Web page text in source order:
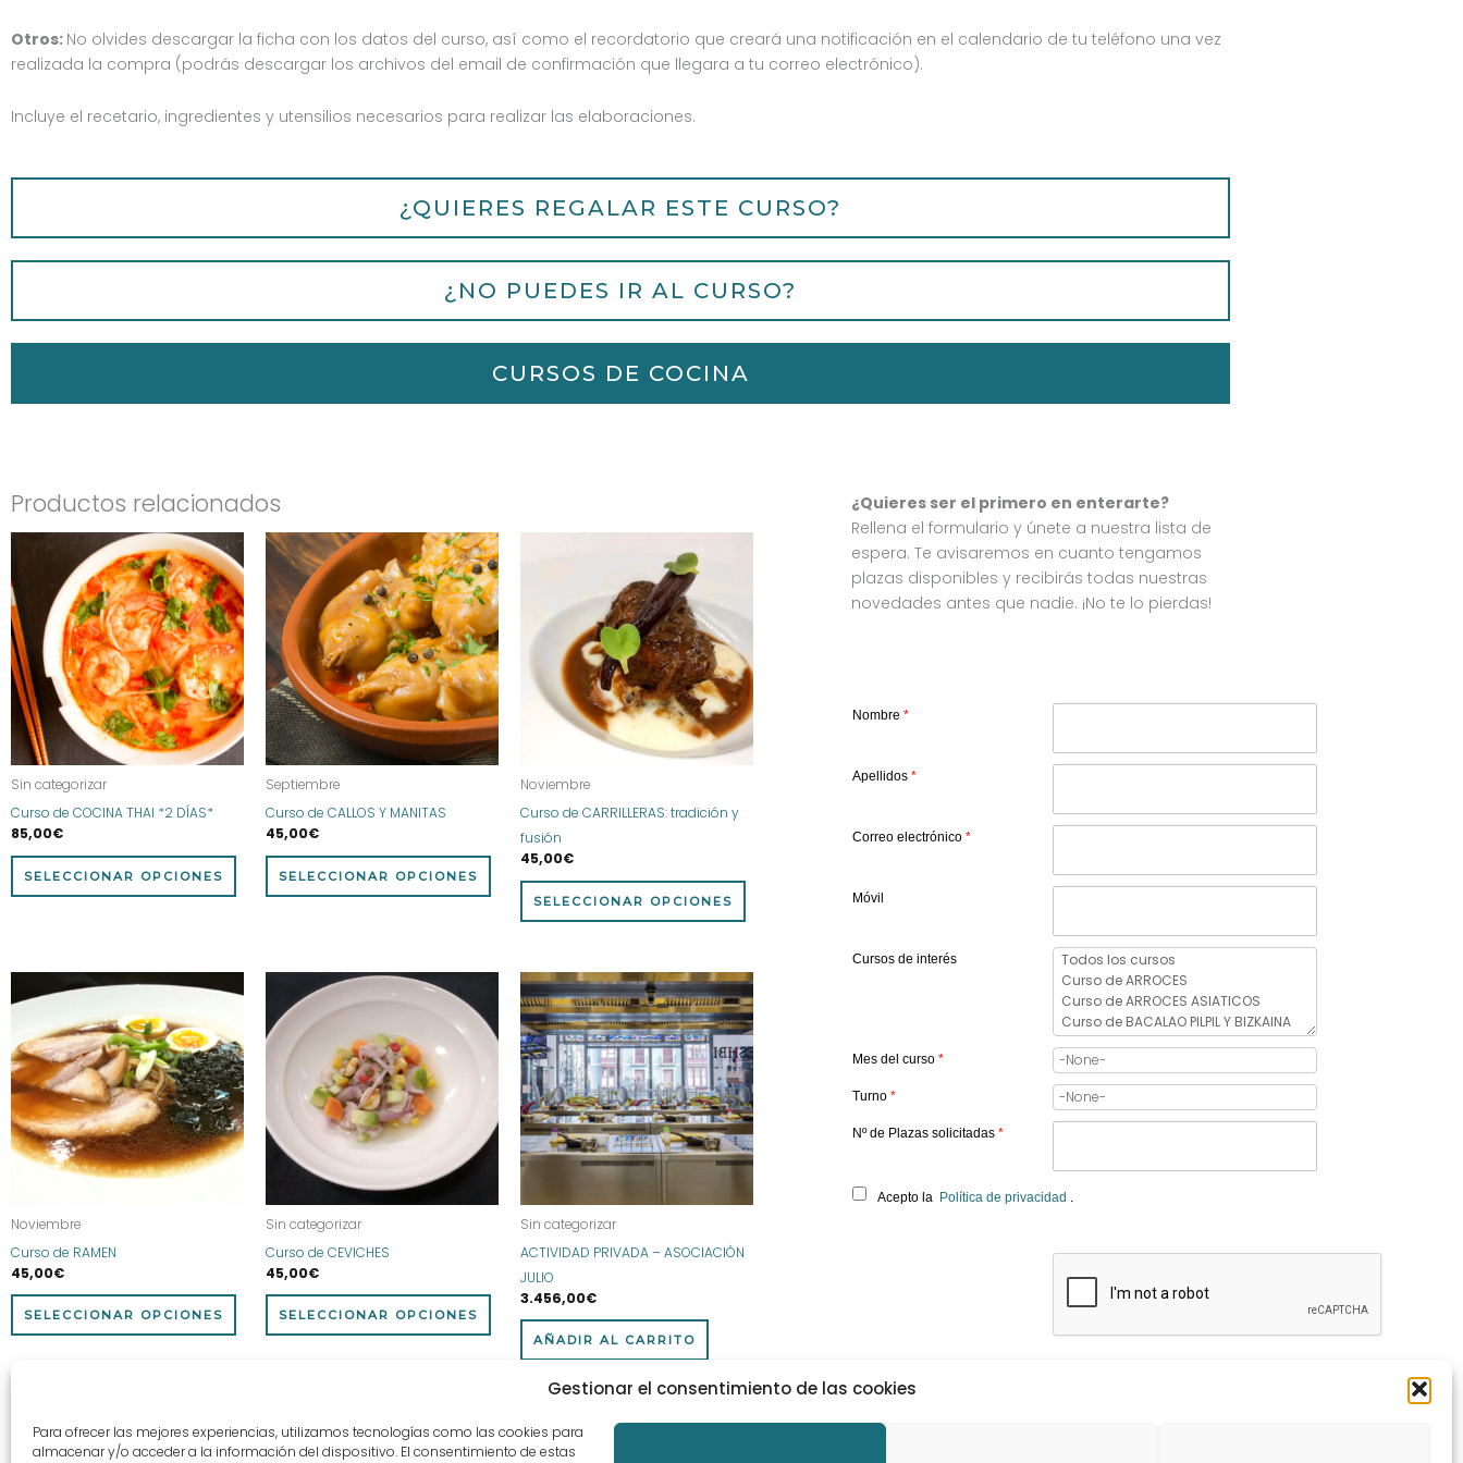
Gestionar el consentimiento de las cookies
Para ofrecer las mejores experiencias, utilizamos tecnologías como las cookies para
almacenar y/o acceder a la información del dispositivo. El consentimiento de estas
Otros: No olvides descargar la ficha con los datos del curso, así como el recordatorio que creará una notificación en el calendario de tu teléfono una vez
realizada la compra (podrás descargar los archivos del email de confirmación que llegara a tu correo electrónico).
Incluye el recetario, ingredientes y utensilios necesarios para realizar las elaboraciones.
¿QUIERES REGALAR ESTE CURSO?
¿NO PUEDES IR AL CURSO?
CURSOS DE COCINA
Productos relacionados
Sin categorizar
Curso de COCINA THAI *2 DÍAS*
85,00€
SELECCIONAR OPCIONES
Este
producto
tiene
múltiples
variantes.
Las
opciones
se
pueden
elegir
página
producto
Septiembre
Curso de CALLOS Y MANITAS
45,00€
SELECCIONAR OPCIONES
Este
producto
tiene
múltiples
variantes.
Las
opciones
se
pueden
elegir
página
producto
Noviembre
Curso de CARRILLERAS: tradición y
fusión
45,00€
SELECCIONAR OPCIONES
múltiples
Las
opciones
se
pueden
Noviembre
Curso de RAMEN
45,00€
SELECCIONAR OPCIONES
producto
tiene
múltiples
variantes.
Las
opciones
se
elegir
página
producto
Sin categorizar
Curso de CEVICHES
45,00€
SELECCIONAR OPCIONES
Este
producto
tiene
múltiples
variantes.
opciones
elegir
página
producto
Sin categorizar
ACTIVIDAD PRIVADA – ASOCIACIÓN
JULIO
3.456,00€
AÑADIR AL CARRITO
¿Quieres ser el primero en enterarte?
Rellena el formulario y únete a nuestra lista de
espera. Te avisaremos en cuanto tengamos
plazas disponibles y recibirás todas nuestras
novedades antes que nadie. ¡No te lo pierdas!
Nombre *
Apellidos *
Correo electrónico *
Móvil
Cursos de interés
Mes del curso *
Turno *
Nº de Plazas solicitadas *
Acepto la Política de privacidad .